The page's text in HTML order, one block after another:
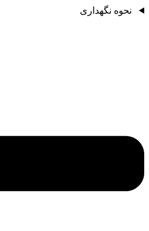
نحوه نگهداری